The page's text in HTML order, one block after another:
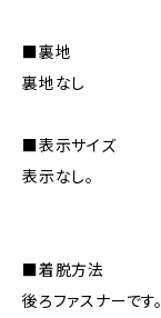
■裏地
裏地なし
■表示サイズ
表示なし。
■着脱方法
後ろファスナーです。